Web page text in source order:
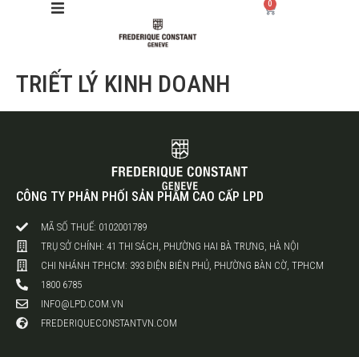
Giới thiệu
Dịch vụ
Store
0
TRIẾT LÝ KINH DOANH
CÔNG TY PHÂN PHỐI SẢN PHẨM CAO CẤP LPD
MÃ SỐ THUẾ: 0102001789
TRỤ SỞ CHÍNH: 41 THI SÁCH, PHƯỜNG HAI BÀ TRƯNG, HÀ NỘI
CHI NHÁNH TP.HCM: 393 ĐIỆN BIÊN PHỦ, PHƯỜNG BÀN CỜ, TPHCM
1800 6785
INFO@LPD.COM.VN
FREDERIQUECONSTANTVN.COM